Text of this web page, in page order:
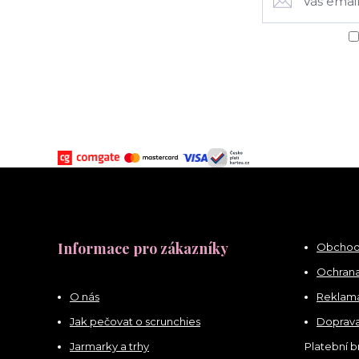
Informace pro zákazníky
O nás
Jak pečovat o scrunchies
Jarmarky a trhy
Platební